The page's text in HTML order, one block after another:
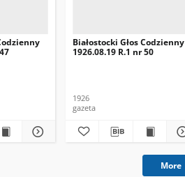
Białostocki Głos Codzienny
1926.08.19 R.1 nr 50
1926
gazeta
More